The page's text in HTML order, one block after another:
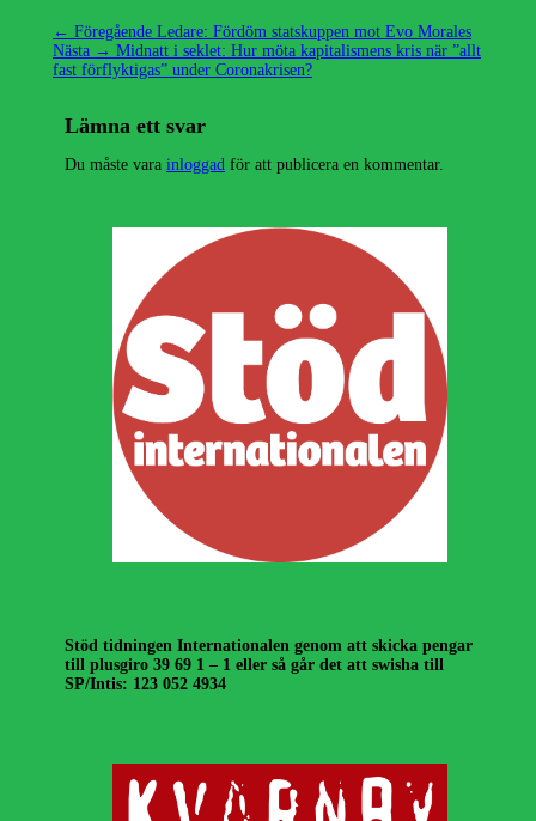
Inläggsnavigering
← Föregående Föregående
inlägg:
Ledare: Fördöm statskuppen mot Evo Morales
Nästa → Nästa
inlägg:
Midnatt i seklet: Hur möta kapitalismens kris när ”allt
fast förflyktigas” under Coronakrisen?
Lämna ett svar
Du måste vara inloggad för att publicera en kommentar.
Stöd tidningen Internationalen genom att skicka pengar
till plusgiro 39 69 1 – 1 eller så går det att swisha till
SP/Intis: 123 052 4934